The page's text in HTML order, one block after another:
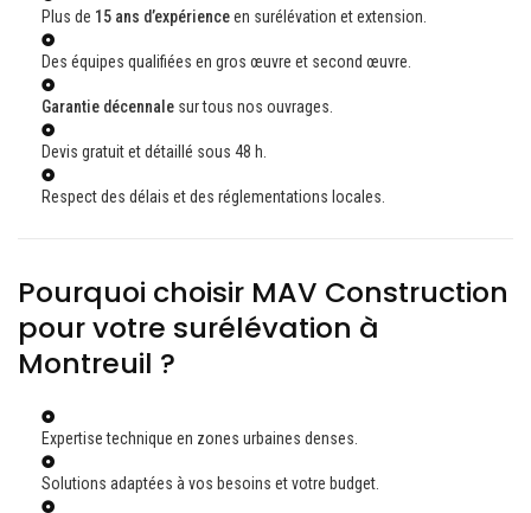
Plus de 15 ans d’expérienceen surélévation et extension.
Des équipes qualifiées en gros œuvre et second œuvre.
Garantie décennale sur tous nos ouvrages.
Devis gratuit et détaillé sous 48 h.
Respect des délais et des réglementations locales.
Pourquoi choisir MAV Construction
pour votre surélévation à
Montreuil ?
Expertise technique en zones urbaines denses.
Solutions adaptées à vos besoins et votre budget.